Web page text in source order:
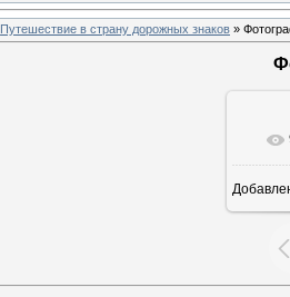
Путешествие в страну дорожных знаков »